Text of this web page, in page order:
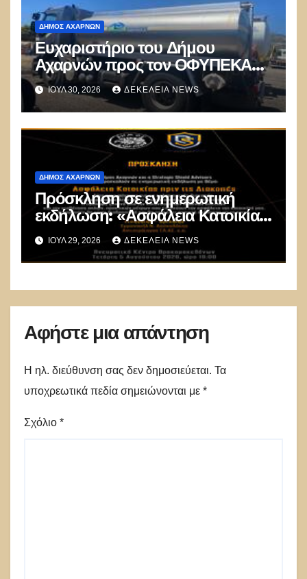
ΔΉΜΟΣ ΑΧΑΡΝΏΝ
Ευχαριστήριο του Δήμου
Αχαρνών προς τον ΟΦΥΠΕΚΑ
για δωρεά οχημάτων
ΙΟΎΛ 30, 2026 ΔΕΚΈΛΕΙΑ NEWS
ΔΉΜΟΣ ΑΧΑΡΝΏΝ
Πρόσκληση σε ενημερωτική
εκδήλωση: «Ασφάλεια Κατοικίας
πριν τις Διακοπές»
ΙΟΎΛ 29, 2026 ΔΕΚΈΛΕΙΑ NEWS
Αφήστε μια απάντηση
Η ηλ. διεύθυνση σας δεν δημοσιεύεται. Τα
υποχρεωτικά πεδία σημειώνονται με *
Σχόλιο *